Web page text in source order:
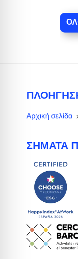
Αρχική σελίδα
ΣΉΜΑΤΑ